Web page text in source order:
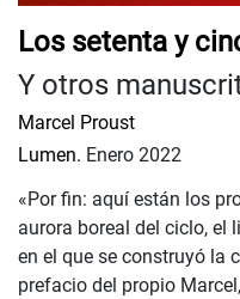
Los setenta y
Y otros
Marcel Proust
Lumen. Enero 2022
«Por fin: aquí están los
aurora boreal del ciclo, el
en el que se construyó la
prefacio del propio